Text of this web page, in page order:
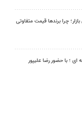
چرا برندها قیمت متفاوتی
؛ با حضور رضا علیپور